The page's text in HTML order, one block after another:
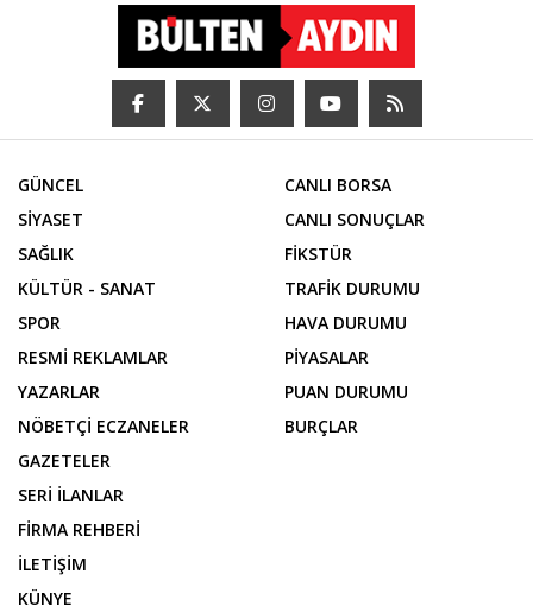
GÜNCEL
SİYASET
SAĞLIK
KÜLTÜR - SANAT
SPOR
RESMİ REKLAMLAR
YAZARLAR
NÖBETÇİ ECZANELER
CANLI BORSA
CANLI SONUÇLAR
FİKSTÜR
TRAFİK DURUMU
HAVA DURUMU
PİYASALAR
GAZETELER
SERİ İLANLAR
FİRMA REHBERİ